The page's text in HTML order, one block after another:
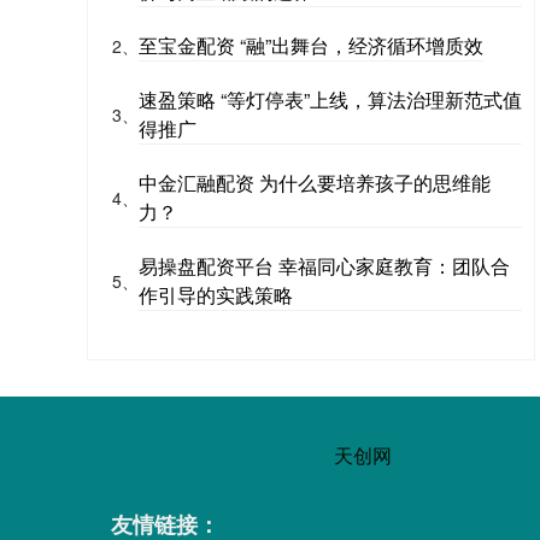
2、 至宝金配资 “融”出舞台，经济循环增质效
3、
速盈策略 “等灯停表”上线，算法治理新范式值
得推广
4、
中金汇融配资 为什么要培养孩子的思维能
力？
5、
易操盘配资平台 幸福同心家庭教育：团队合
作引导的实践策略
天创网
友情链接：